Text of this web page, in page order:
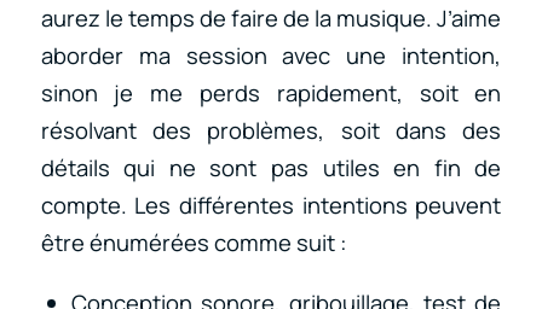
aurez le temps de faire de la musique. J’aime
aborder ma session avec une intention,
sinon je me perds rapidement, soit en
résolvant des problèmes, soit dans des
détails qui ne sont pas utiles en fin de
compte. Les différentes intentions peuvent
être énumérées comme suit :
Conception sonore, gribouillage, test de